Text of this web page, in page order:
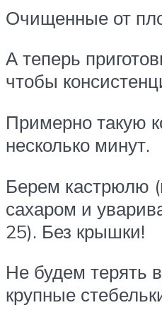
Очищенные от
А теперь
чтобы
Примерно такую
несколько минут.
Берем кастрюлю
сахаром и
25). Без крышки!
Не будем терять
крупные